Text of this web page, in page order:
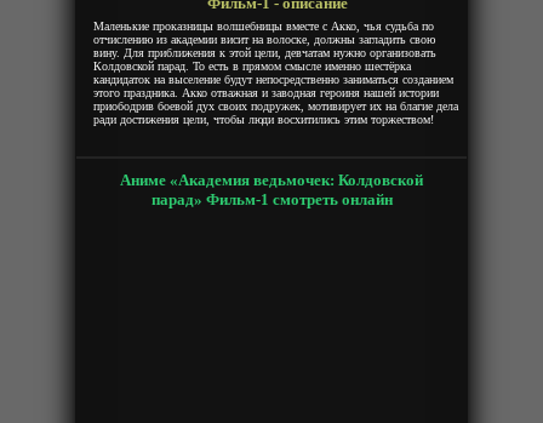
Маленькие проказницы волшебницы вместе с Акко, чья судьба по
отчислению из академии висит на волоске, должны загладить свою
вину. Для приближения к этой цели, девчатам нужно организовать
Колдовской парад. То есть в прямом смысле именно шестёрка
кандидаток на выселение будут непосредственно заниматься созданием
этого праздника. Акко отважная и заводная героиня нашей истории
приободрив боевой дух своих подружек, мотивирует их на благие дела
ради достижения цели, чтобы люди восхитились этим торжеством!
Аниме «Академия ведьмочек: Колдовской
парад» Фильм-1 смотреть онлайн